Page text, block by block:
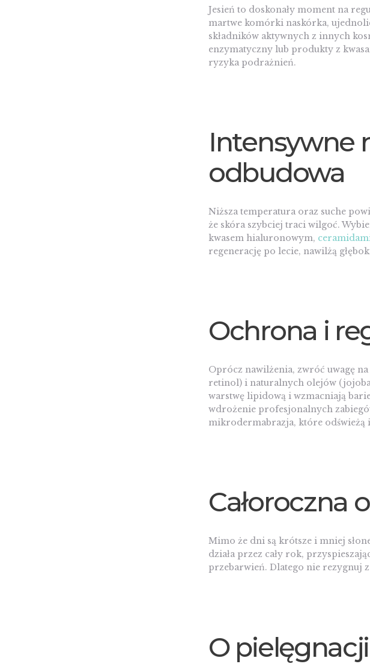
Jesień to doskonały moment na
martwe komórki naskórka,
składników aktywnych z innych
enzymatyczny lub produkty z
ryzyka podrażnień.
Intensywne
odbudowa
Niższa temperatura oraz suche
że skóra szybciej traci wilgoć.
kwasem hialuronowym,
regenerację po lecie, nawilżą
Ochrona i
Oprócz nawilżenia, zwróć uwagę
retinol) i naturalnych olejów
warstwę lipidową i wzmacniają
wdrożenie profesjonalnych
mikrodermabrazja, które odświeżą
Całoroczna
Mimo że dni są krótsze i mniej
działa przez cały rok,
przebarwień. Dlatego nie rezygnuj
O pielęgnacji